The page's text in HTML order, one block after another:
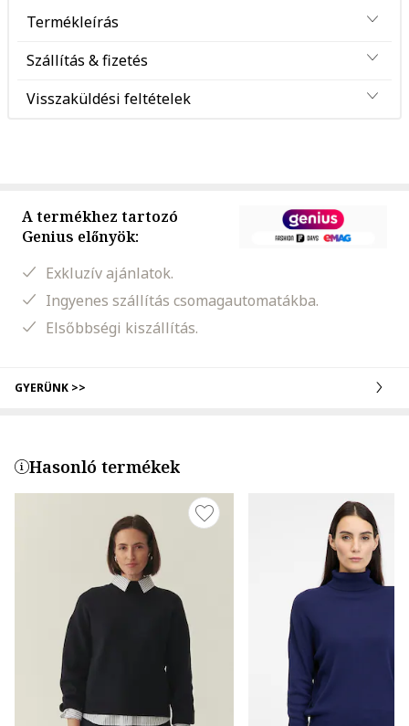
Termékleírás
Szállítás & fizetés
Visszaküldési feltételek
A termékhez tartozó
Genius előnyök:
Exkluzív ajánlatok.
Ingyenes szállítás csomagautomatákba.
Elsőbbségi kiszállítás.
GYERÜNK >>
Hasonló termékek